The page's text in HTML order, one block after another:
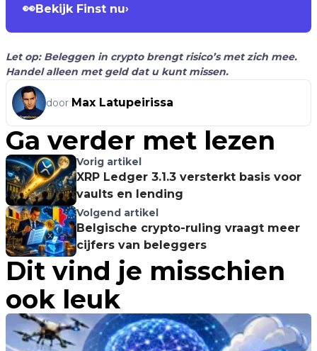
👀Bekijk Finst nu›
Let op: Beleggen in crypto brengt risico’s met zich mee.
Handel alleen met geld dat u kunt missen.
door Max Latupeirissa
Ga verder met lezen
Vorig artikel
XRP Ledger 3.1.3 versterkt basis voor
vaults en lending
Volgend artikel
Belgische crypto-ruling vraagt meer
cijfers van beleggers
Dit vind je misschien
ook leuk